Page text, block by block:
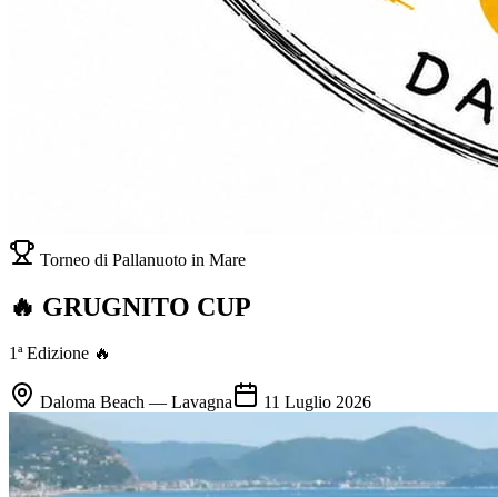
Torneo di Pallanuoto in Mare
🔥 GRUGNITO CUP
1ª Edizione 🔥
Daloma Beach — Lavagna 11 Luglio 2026